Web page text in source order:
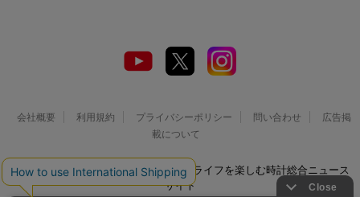
会社概要 利用規約 プライバシーポリシー 問い合わせ
広告掲
載について
© 2026 Watch LIFE NEWS｜ウオッチライフを楽しむ時計総合ニュース
サイト